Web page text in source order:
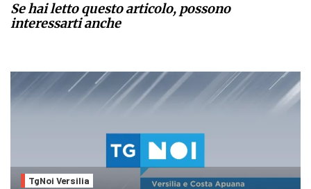
Se hai letto questo articolo, possono
interessarti anche
TgNoi Versilia